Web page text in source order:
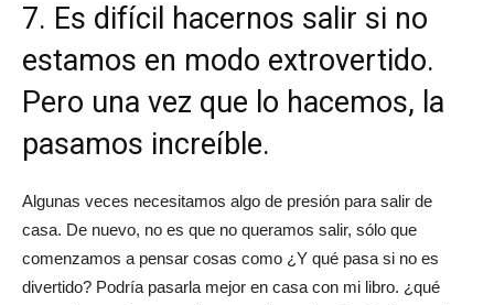
7. Es difícil hacernos salir si no
estamos en modo extrovertido.
Pero una vez que lo hacemos, la
pasamos increíble.
Algunas veces necesitamos algo de presión para salir de
casa. De nuevo, no es que no queramos salir, sólo que
comenzamos a pensar cosas como ¿Y qué pasa si no es
divertido? Podría pasarla mejor en casa con mi libro. ¿qué